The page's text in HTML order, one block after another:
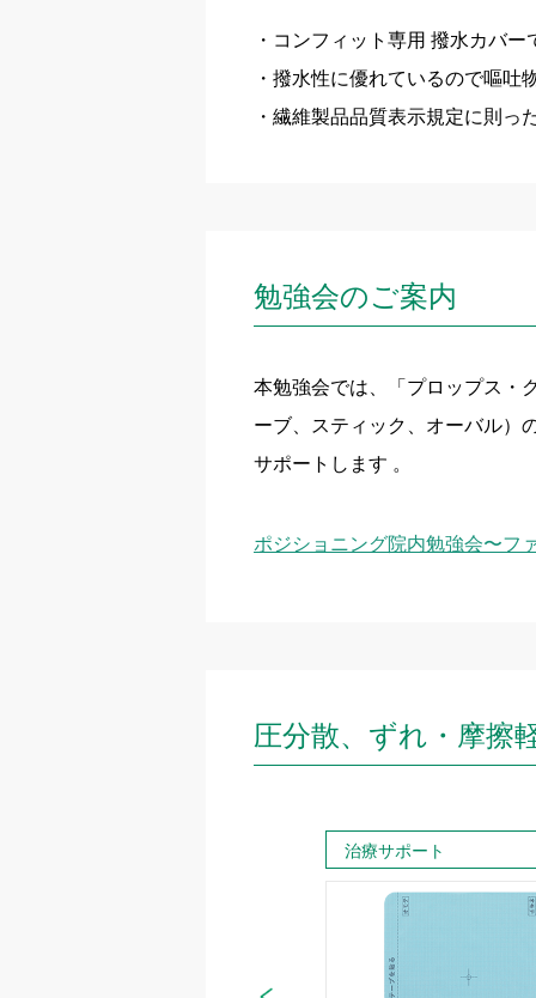
コンフィット専用 撥水カバー
撥水性に優れているので嘔吐
繊維製品品質表示規定に則っ
勉強会のご案内
本勉強会では、「プロップス・
ーブ、スティック、オーバル）
サポートします 。
ポジショニング院内勉強会〜
圧分散、ずれ・摩擦
治療サポート